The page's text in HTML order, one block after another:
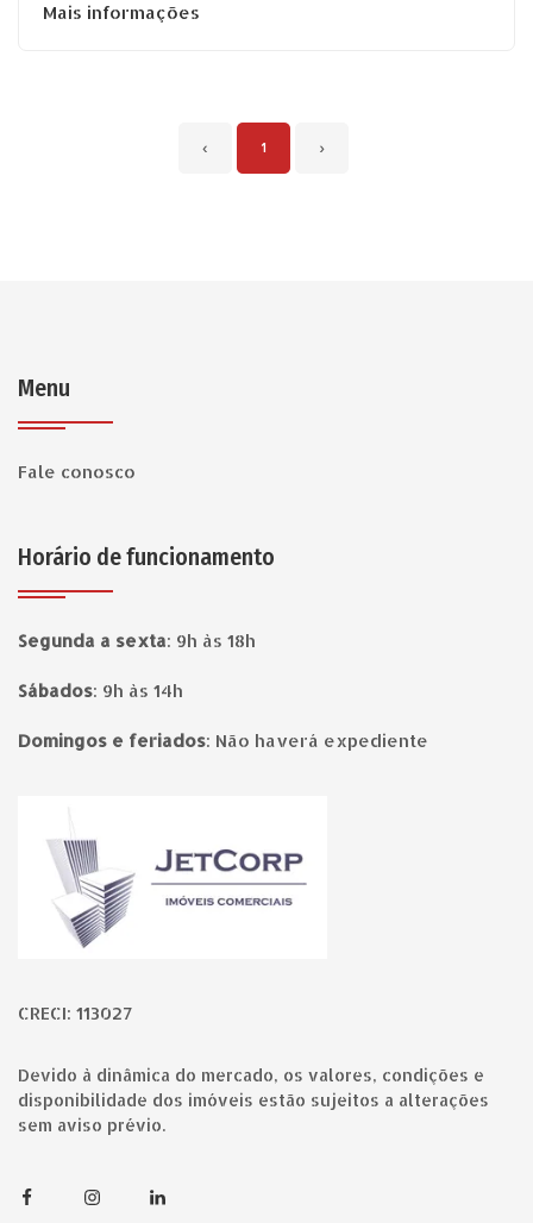
Mais informações
‹ 1 ›
Menu
Fale conosco
Horário de funcionamento
Segunda a sexta: 9h às 18h
Sábados: 9h às 14h
Domingos e feriados: Não haverá expediente
CRECI: 113027
Devido à dinâmica do mercado, os valores, condições e
disponibilidade dos imóveis estão sujeitos a alterações
sem aviso prévio.
FacebookInstagramLinkedin